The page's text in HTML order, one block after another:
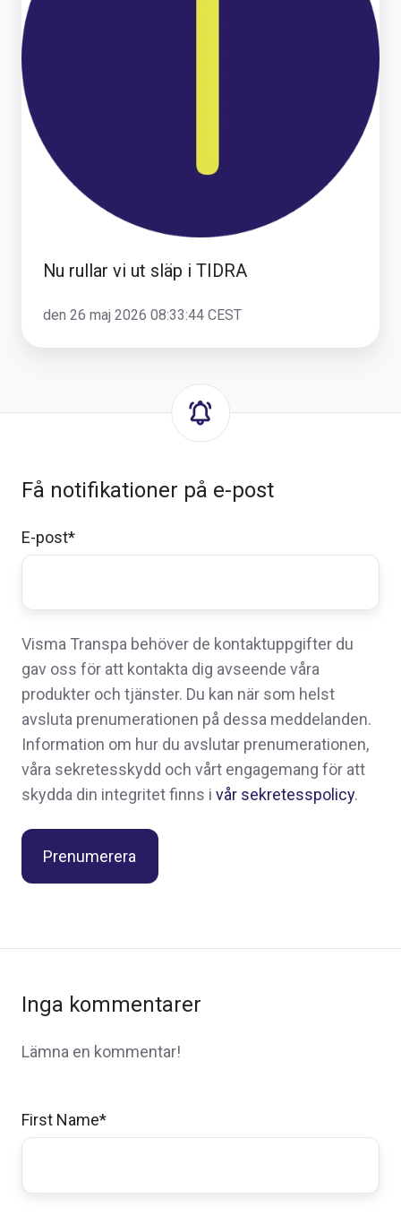
TIDRA
Nu rullar vi ut släp i TIDRA
den 26 maj 2026 08:33:44 CEST
Få notifikationer på e-post
E-post*
Visma Transpa behöver de kontaktuppgifter du
gav oss för att kontakta dig avseende våra
produkter och tjänster. Du kan när som helst
avsluta prenumerationen på dessa meddelanden.
Information om hur du avslutar prenumerationen,
våra sekretesskydd och vårt engagemang för att
skydda din integritet finns i vår sekretesspolicy.
Inga kommentarer
Lämna en kommentar!
First Name*